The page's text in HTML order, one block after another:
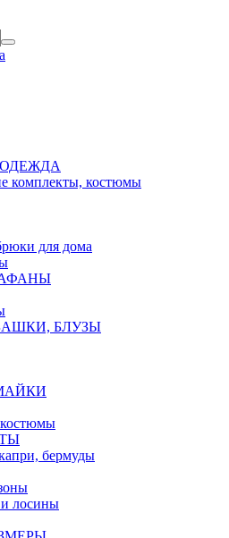
комплекты, костюмы
для дома
БЛУЗЫ
бермуды
лосины